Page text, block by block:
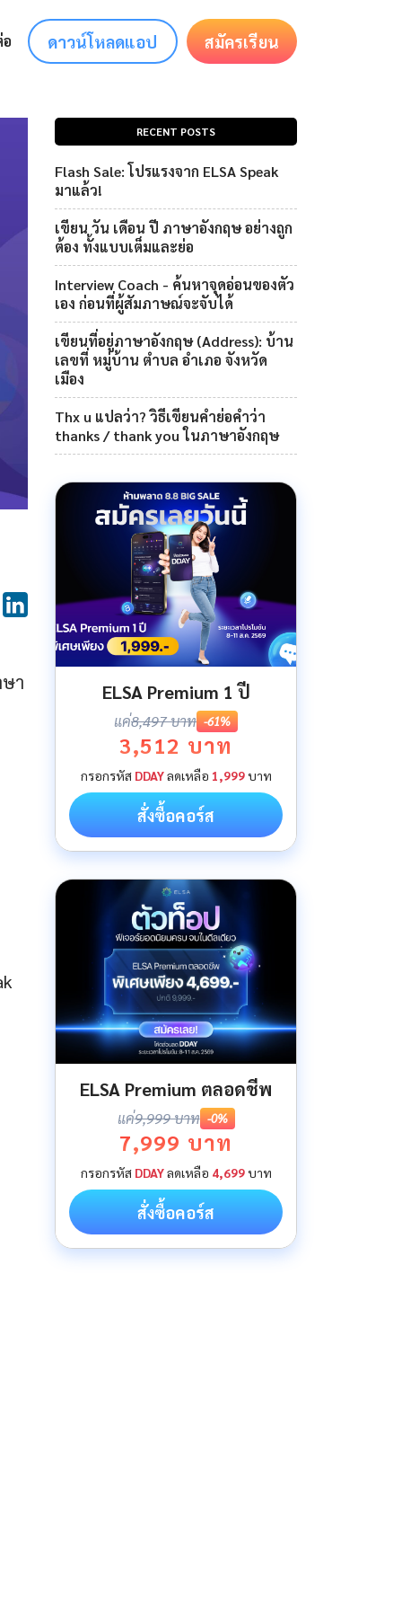
ดาวน์โหลดแอป สมัครเรียน
า
RECENT POSTS
Flash Sale: โปรแรงจาก ELSA Speak
มาแล้ว!
เขียน วัน เดือน ปี ภาษาอังกฤษ อย่างถูก
ต้อง ทั้งแบบเต็มและย่อ
Interview Coach - ค้นหาจุดอ่อนของตัว
เอง ก่อนที่ผู้สัมภาษณ์จะจับได้
เขียนที่อยู่ภาษาอังกฤษ (Address): บ้าน
เลขที่ หมู่บ้าน ตำบล อำเภอ จังหวัด
เมือง
Thx u แปลว่า? วิธีเขียนคำย่อคำว่า
thanks / thank you ในภาษาอังกฤษ
ELSA Premium 1 ปี
แค่8,497 บาท -61%
3,512 บาท
กรอกรหัส DDAYลดเหลือ 1,999บาท
สั่งซื้อคอร์ส
ELSA Premium ตลอดชีพ
แค่9,999 บาท -0%
7,999 บาท
กรอกรหัส DDAYลดเหลือ 4,699บาท
สั่งซื้อคอร์ส